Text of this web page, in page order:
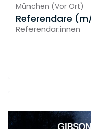
München (Vor Ort)
Referendare
Referendar:innen